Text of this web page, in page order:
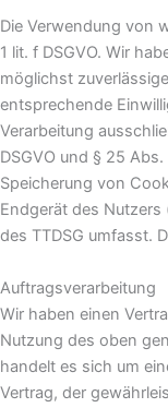
Die Verwendung von
1 lit. f DSGVO. Wir
möglichst
entsprechende
Verarbeitung
DSGVO und § 25
Speicherung von
Endgerät des
des TTDSG umfasst.
Auftragsverarbeitung
Wir haben einen
Nutzung des oben
handelt es sich um
Vertrag, der